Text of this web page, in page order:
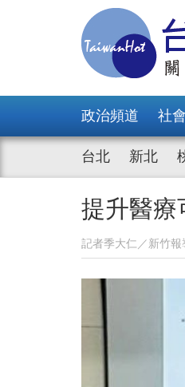
政治頻道 社
台北 新北
提升醫
記者季大仁／新竹報